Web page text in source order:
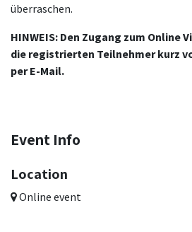
überraschen.
HINWEIS: Den Zugang zum Online
die registrierten Teilnehmer kurz
per E-Mail.
Event Info
Location
Online event